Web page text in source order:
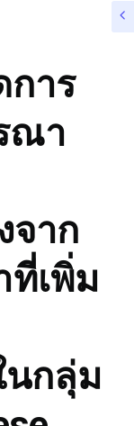
การ
ณา
จาก
ที่เพิ่ม
นกลุ่ม